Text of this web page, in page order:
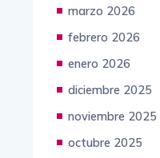
marzo 2026
febrero 2026
enero 2026
diciembre 2025
noviembre 2025
octubre 2025